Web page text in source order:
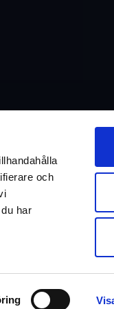
och
har
eller hur
vi kan hjälpa er!